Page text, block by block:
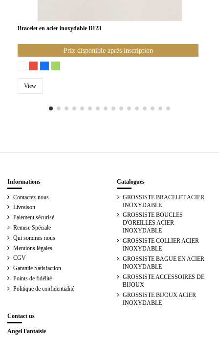
Bracelet en acier inoxydable B123
Prix disponible après inscription
View
Informations
Contactez-nous
Livraison
Paiement sécurisé
Remise Spéciale
Qui sommes nous
Mentions légales
CGV
Garantie Satisfaction
Points de fidélité
Politique de confidentialité
Catalogues
GROSSISTE BRACELET ACIER
INOXYDABLE
GROSSISTE BOUCLES
D'OREILLES ACIER
INOXYDABLE
GROSSISTE COLLIER ACIER
INOXYDABLE
GROSSISTE BAGUE EN ACIER
INOXYDABLE
GROSSISTE ACCESSOIRES DE
BIJOUX
GROSSISTE BIJOUX ACIER
INOXYDABLE
Contact us
Angel Fantaisie